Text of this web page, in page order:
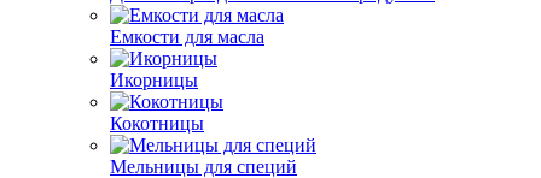
Емкости для масла
Икорницы
Кокотницы
Мельницы для специй